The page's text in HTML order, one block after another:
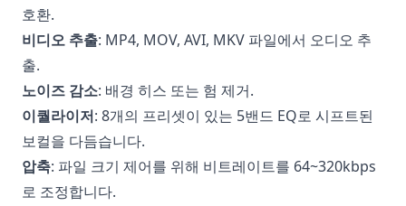
호환.
비디오 추출: MP4, MOV, AVI, MKV 파일에서 오디오 추
출.
노이즈 감소: 배경 히스 또는 험 제거.
이퀄라이저: 8개의 프리셋이 있는 5밴드 EQ로 시프트된
보컬을 다듬습니다.
압축: 파일 크기 제어를 위해 비트레이트를 64~320kbps
로 조정합니다.